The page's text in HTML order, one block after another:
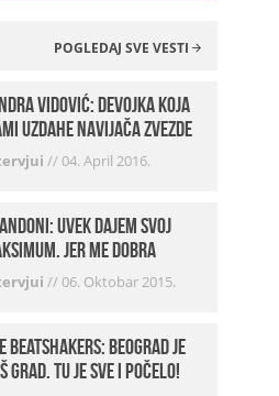
POGLEDAJ SVE VESTI
Vidović: devojka koja
uzdahe navijača Zvezde
//04. April 2016.
Uvek dajem svoj
jer me dobra
pokreće
//06. Oktobar 2015.
Beatshakers: Beograd je
grad, tu je sve i počelo!